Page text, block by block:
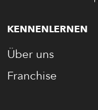
KENNENLERNEN
Über uns
Franchise